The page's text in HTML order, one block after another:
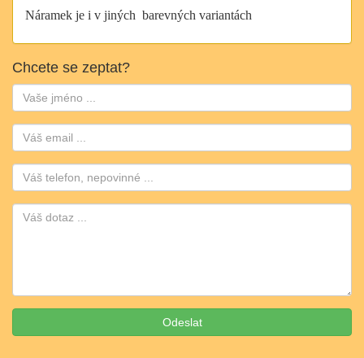
Náramek je i v jiných barevných variantách
Chcete se zeptat?
Jméno:
Email:
Telefon: